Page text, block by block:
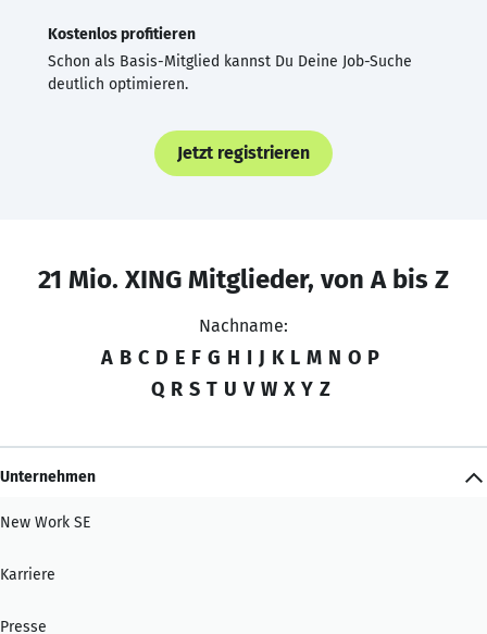
Kostenlos profitieren
Schon als Basis-Mitglied kannst Du Deine Job-Suche
deutlich optimieren.
Jetzt registrieren
21 Mio. XING Mitglieder, von A bis Z
Nachname:
A B C D E F G H I J K L M N O P
Q R S T U V W X Y Z
Unternehmen
New Work SE
Karriere
Presse